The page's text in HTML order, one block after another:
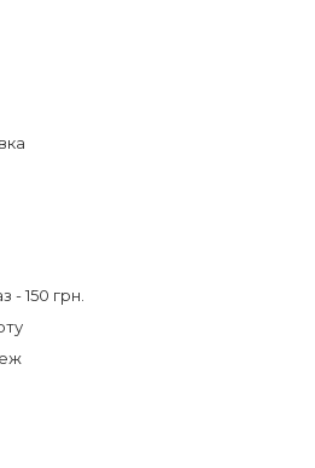
гарнитура
gratified business wireless
разговорная hoco e37
headset black (e37)
- 150 грн.